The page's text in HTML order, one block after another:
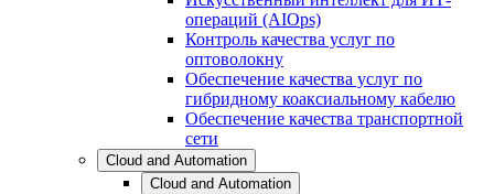
операций (AIOps)
Контроль качества услуг по
оптоволокну
Обеспечение качества услуг по
гибридному коаксиальному кабелю
Обеспечение качества транспортной
сети
Cloud and Automation
Cloud and Automation